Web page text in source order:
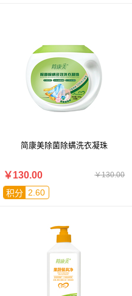
简康美除菌除螨洗衣凝珠
￥130.00
￥130.00
积分 2.60